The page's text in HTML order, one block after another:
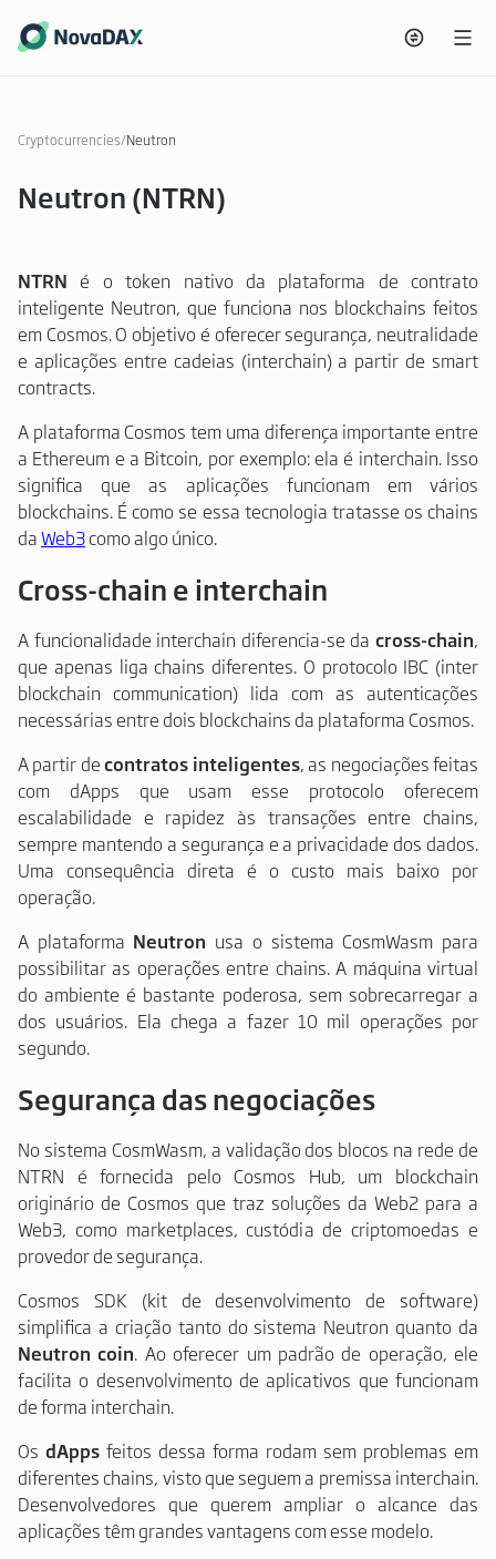
Cryptocurrencies/Neutron
Neutron (NTRN)
NTRNé o token nativo da plataforma de contrato
inteligente Neutron, que funciona nos blockchains feitos
em Cosmos. O objetivo é oferecer segurança, neutralidade
e aplicações entre cadeias (interchain) a partir de smart
contracts.
A plataforma Cosmos tem uma diferença importante entre
a Ethereum e a Bitcoin, por exemplo: ela é interchain. Isso
significa que as aplicações funcionam em vários
blockchains. É como se essa tecnologia tratasse os chains
daWeb3como algo único.
Cross-chain e interchain
A funcionalidade interchain diferencia-se da cross-chain,
que apenas liga chains diferentes. O protocolo IBC (inter
blockchain communication) lida com as autenticações
necessárias entre dois blockchains da plataforma Cosmos.
A partir decontratos inteligentes, as negociações feitas
com dApps que usam esse protocolo oferecem
escalabilidade e rapidez às transações entre chains,
sempre mantendo a segurança e a privacidade dos dados.
Uma consequência direta é o custo mais baixo por
operação.
A plataforma Neutron usa o sistema CosmWasm para
possibilitar as operações entre chains. A máquina virtual
do ambiente é bastante poderosa, sem sobrecarregar a
dos usuários. Ela chega a fazer 10 mil operações por
segundo.
Segurança das negociações
No sistema CosmWasm, a validação dos blocos na rede de
NTRN é fornecida pelo Cosmos Hub, um blockchain
originário de Cosmos que traz soluções da Web2 para a
Web3, como marketplaces, custódia de criptomoedas e
provedor de segurança.
Cosmos SDK (kit de desenvolvimento de software)
simplifica a criação tanto do sistema Neutron quanto da
Neutron coin. Ao oferecer um padrão de operação, ele
facilita o desenvolvimento de aplicativos que funcionam
de forma interchain.
Os dApps feitos dessa forma rodam sem problemas em
diferentes chains, visto que seguem a premissa interchain.
Desenvolvedores que querem ampliar o alcance das
aplicações têm grandes vantagens com esse modelo.